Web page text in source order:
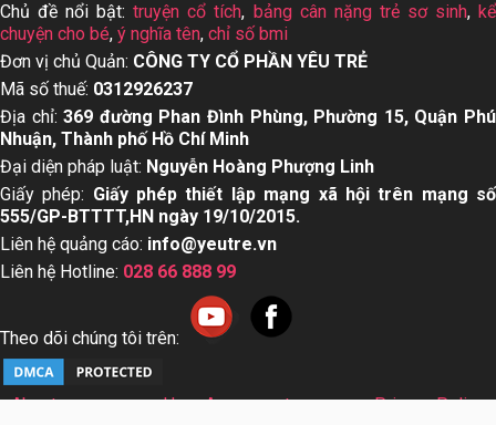
Chủ đề nổi bật:truyện cổ tích, bảng cân nặng trẻ sơ sinh, kể
chuyện cho bé, ý nghĩa tên, chỉ số bmi
Đơn vị chủ Quản: CÔNG TY CỔ PHẦN YÊU TRẺ
Mã số thuế: 0312926237
Địa chỉ:369 đường Phan Đình Phùng, Phường 15, Quận Phú
Nhuận, Thành phố Hồ Chí Minh
Đại diện pháp luật: Nguyễn Hoàng Phượng Linh
Giấy phép: Giấy phép thiết lập mạng xã hội trên mạng số
555/GP-BTTTT,HN ngày 19/10/2015.
Liên hệ quảng cáo: info@yeutre.vn
Liên hệ Hotline: 028 66 888 99
Theo dõi chúng tôi trên:
About us User Agreement
Privacy Policy